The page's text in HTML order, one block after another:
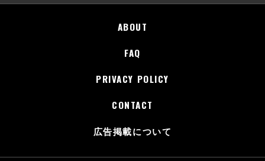
ABOUT
FAQ
PRIVACY POLICY
CONTACT
広告掲載について